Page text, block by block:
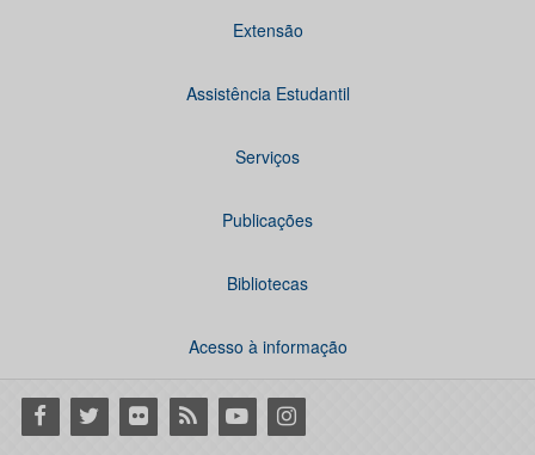
Extensão
Assistência Estudantil
Serviços
Publicações
Bibliotecas
Acesso à informação
Facebook
Twitter Flickr RSS YoutubeInstagram